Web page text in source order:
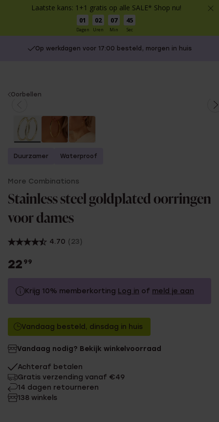
Laatste kans: 1+1 gratis op alle SALE* Shop nu!
01
Dagen
02
Uren
07
Min
45
Sec
Op werkdagen voor 17:00 besteld, morgen in huis
You
here:
Oorbellen
Duurzamer Waterproof
More Combinations
Stainless steel goldplated oorringen
voor dames
4.70 (23)
22 99
Krijg 10% memberkorting Log in of meld je aan
Zonder memberkorting
Met memberkorting
Vandaag besteld, dinsdag in huis
Vandaag nodig? Bekijk winkelvoorraad
Achteraf betalen
Gratis verzending vanaf €49
14 dagen retourneren
138 winkels